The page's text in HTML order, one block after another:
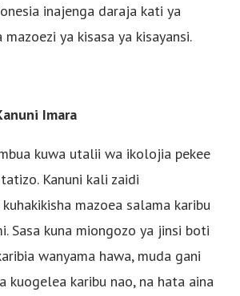
inajenga daraja kati ya
ya kisasa ya kisayansi.
Imara
kuwa utalii wa ikolojia pekee
Kanuni kali zaidi
mazoea salama karibu
Sasa kuna miongozo ya jinsi boti
wanyama hawa, muda gani
kuogelea karibu nao, na hata aina